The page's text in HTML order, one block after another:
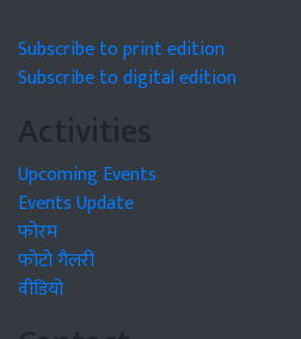
Subscribe to print edition
Subscribe to digital edition
Activities
Upcoming Events
Events Update
फोरम
फोटो गैलरी
वीडियो